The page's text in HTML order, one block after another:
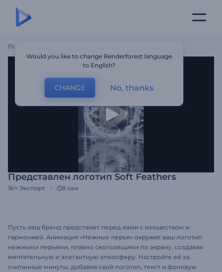
Главная
Представлен логотип Soft Feathers
1K+ Экспорт 8 сек
Пусть ваш бренд предстанет перед вами с изяществом и
гармонией. Анимация «Нежные перья» окружит ваш логотип
нежными перьями, плавно скользящими по экрану, создавая
мечтательную и элегантную атмосферу. Настройте её за
считанные минуты, добавив свой логотип, текст и фоновую
Would you like to change Renderforest language
to English?
CHANGE No, thanks